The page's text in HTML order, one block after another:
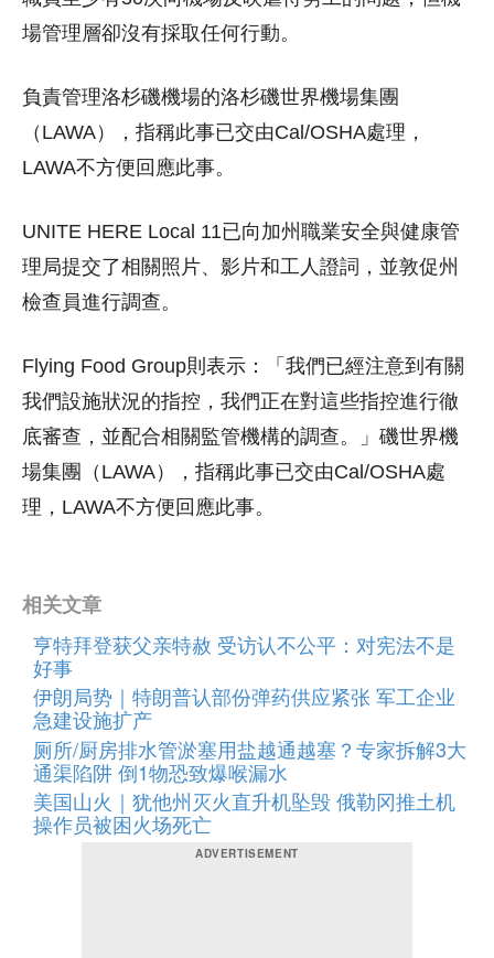
場管理層卻沒有採取任何行動。
負責管理洛杉磯機場的洛杉磯世界機場集團
（LAWA），指稱此事已交由Cal/OSHA處理，
LAWA不方便回應此事。
UNITE HERE Local 11已向加州職業安全與健康管
理局提交了相關照片、影片和工人證詞，並敦促州
檢查員進行調查。
Flying Food Group則表示：「我們已經注意到有關
我們設施狀況的指控，我們正在對這些指控進行徹
底審查，並配合相關監管機構的調查。」磯世界機
場集團（LAWA），指稱此事已交由Cal/OSHA處
理，LAWA不方便回應此事。
相关文章
亨特拜登获父亲特赦 受访认不公平：对宪法不是
好事
伊朗局势｜特朗普认部份弹药供应紧张 军工企业
急建设施扩产
厕所/厨房排水管淤塞用盐越通越塞？专家拆解3大
通渠陷阱 倒1物恐致爆喉漏水
美国山火｜犹他州灭火直升机坠毁 俄勒冈推土机
操作员被困火场死亡